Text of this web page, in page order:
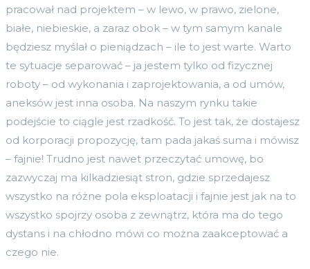
pracował nad projektem – w lewo, w prawo, zielone,
białe, niebieskie, a zaraz obok – w tym samym kanale
będziesz myślał o pieniądzach – ile to jest warte. Warto
te sytuacje separować – ja jestem tylko od fizycznej
roboty – od wykonania i zaprojektowania, a od umów,
aneksów jest inna osoba. Na naszym rynku takie
podejście to ciągle jest rzadkość. To jest tak, że dostajesz
od korporacji propozycję, tam pada jakaś suma i mówisz
– fajnie! Trudno jest nawet przeczytać umowę, bo
zazwyczaj ma kilkadziesiąt stron, gdzie sprzedajesz
wszystko na różne pola eksploatacji i fajnie jest jak na to
wszystko spojrzy osoba z zewnątrz, która ma do tego
dystans i na chłodno mówi co można zaakceptować a
czego nie.